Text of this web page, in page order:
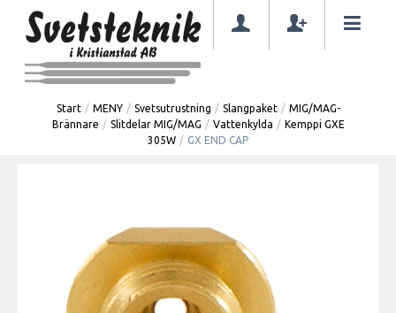
Start / MENY / Svetsutrustning / Slangpaket / MIG/MAG-
Brännare / Slitdelar MIG/MAG / Vattenkylda / Kemppi GXE
305W / GX END CAP